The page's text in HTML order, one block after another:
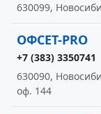
630099,
ОФСЕТ-PRO
+7 (383) 3350741
630090,
оф. 144